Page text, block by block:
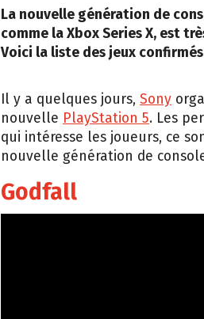
La nouvelle génération de
comme la Xbox Series X, est
Voici la liste des jeux
Il y a quelques jours, Sony
nouvelle PlayStation 5. Les
qui intéresse les joueurs, ce
nouvelle génération de
Godfall